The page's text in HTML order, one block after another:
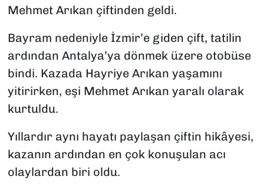
Mehmet Arıkan çiftinden geldi.
Bayram nedeniyle İzmir’e giden çift, tatilin
ardından Antalya’ya dönmek üzere otobüse
bindi. Kazada Hayriye Arıkan yaşamını
yitirirken, eşi Mehmet Arıkan yaralı olarak
kurtuldu.
Yıllardır aynı hayatı paylaşan çiftin hikâyesi,
kazanın ardından en çok konuşulan acı
olaylardan biri oldu.